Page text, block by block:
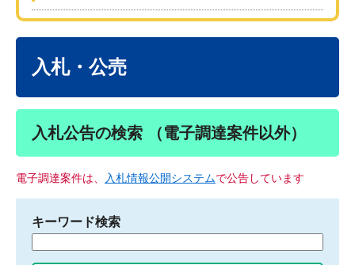
入札・公売
入札公告の検索 （電子調達案件以外）
電子調達案件は、 入札情報公開システムで公告しています
キーワード検索